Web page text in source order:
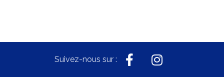
Suivez-nous sur :